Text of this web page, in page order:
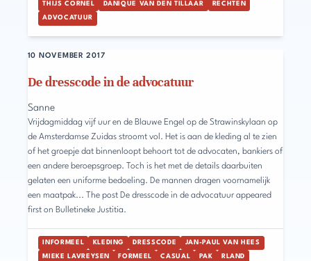
THIJS CORNEL DANIQUE VAN DEN TILLAAR RECHTEN
ADVOCATUUR
De dresscode in de advocatuur
10 NOVEMBER 2017
Sanne
Vrijdagmiddag vijf uur en de Blauwe Engel op de Strawinskylaan op
de Amsterdamse Zuidas stroomt vol. Het is aan de kleding al te zien
of het groepje dat binnenloopt behoort tot de advocaten, bankiers of
een andere beroepsgroep. Toch is het met de details daarbuiten
gelaten een uniforme bedoeling. De mannen dragen voornamelijk
een maatpak... The post De dresscode in de advocatuur appeared
first on Bulletineke Justitia.
INFORMEEL KLEDING DRESSCODE JAN-PAUL VAN HEES
MIEKE LAVREYSEN FORMEEL CASUAL PAK RLAND